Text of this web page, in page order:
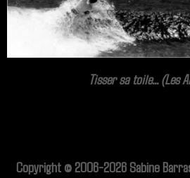
Expositions
Contact / Tirages
Tisser sa toile... (Les
Copyright © 2006-2026 Sabine